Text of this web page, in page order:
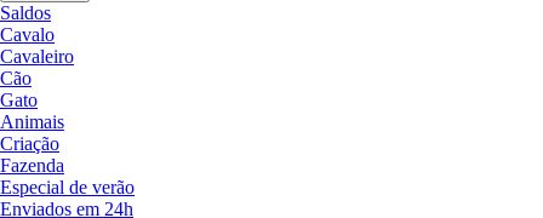
Saldos
Cavalo
Cavaleiro
Cão
Gato
Animais
Criação
Fazenda
Especial de verão
Enviados em 24h